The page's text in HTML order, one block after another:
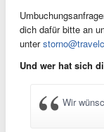
dich dafür bitte an
unter
Und wer hat sich
Wir